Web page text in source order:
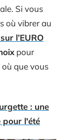
Si vous
où vibrer au
l’EURO
pour
que vous
: une
pour l'été